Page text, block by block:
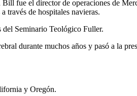
fue el director de operaciones de
través de hospitales navieras.
Seminario Teológico Fuller.
durante muchos años y pasó a la